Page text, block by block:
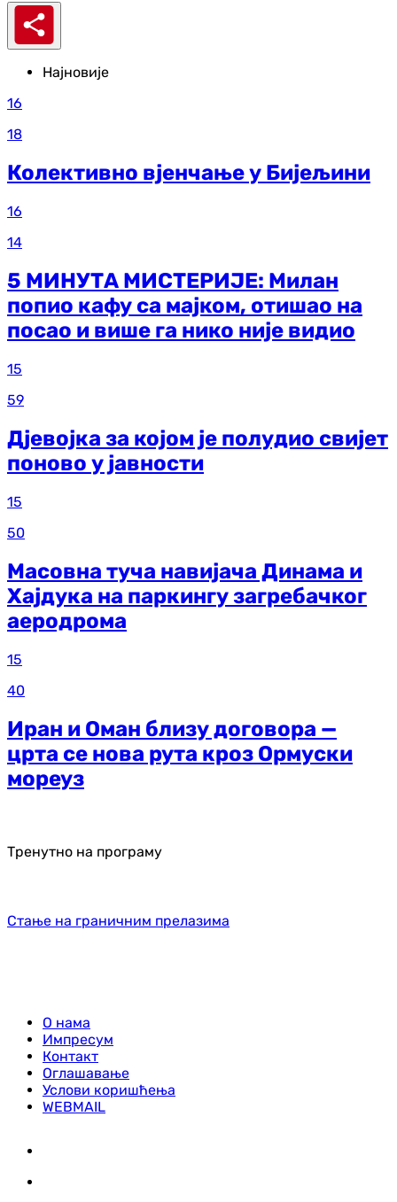
Најновије
16
18
Колективно вјенчање у Бијељини
16
14
5 МИНУТА МИСТЕРИЈЕ: Милан
попио кафу са мајком, отишао на
посао и више га нико није видио
15
59
Дјевојка за којом је полудио свијет
поново у јавности
15
50
Масовна туча навијача Динама и
Хајдука на паркингу загребачког
аеродрома
15
40
Иран и Оман близу договора —
црта се нова рута кроз Ормуски
мореуз
Тренутно на програму
Стање на граничним прелазима
О нама
Импресум
Контакт
Оглашавање
Услови коришћења
WEBMAIL